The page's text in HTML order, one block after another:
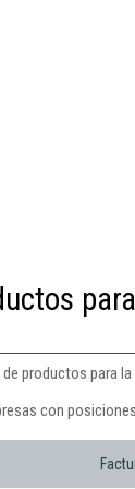
productos para
con